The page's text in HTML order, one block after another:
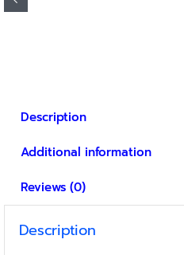
the
Description
Additional information
Reviews (0)
Description